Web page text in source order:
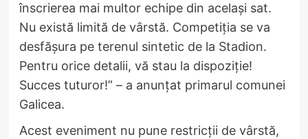
înscrierea mai multor echipe din același sat.
Nu există limită de vârstă. Competiția se va
desfășura pe terenul sintetic de la Stadion.
Pentru orice detalii, vă stau la dispoziție!
Succes tuturor!” – a anunțat primarul comunei
Galicea.
Acest eveniment nu pune restricții de vârstă,